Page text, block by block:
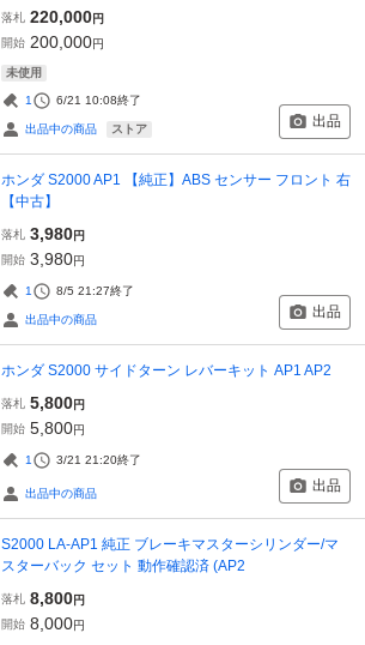
落札 220,000円
開始 200,000円
未使用
1 6/21 10:08終了
出品中の商品 ストア 出品
ホンダ S2000 AP1 【純正】ABS センサー フロント 右
【中古】
落札 3,980円
開始 3,980円
1 8/5 21:27終了
出品中の商品 出品
ホンダ S2000 サイドターン レバーキット AP1 AP2
落札 5,800円
開始 5,800円
1 3/21 21:20終了
出品中の商品 出品
S2000 LA-AP1 純正 ブレーキマスターシリンダー/マ
スターバック セット 動作確認済 (AP2
落札 8,800円
開始 8,000円